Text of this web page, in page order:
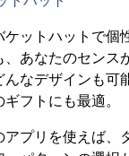
ットハットで個
あなたのセンス
なデザインも可
フトにも最適。
アプリを使えば、